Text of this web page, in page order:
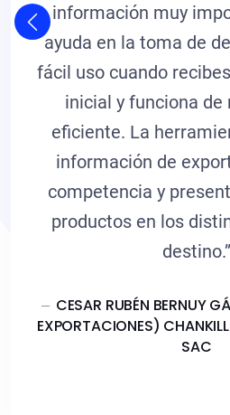
información muy
ayuda en la toma de
fácil uso cuando
inicial y funciona de
eficiente. La
información de
competencia y
productos en los
destino.”
CESAR RUBÉN BERNUY
EXPORTACIONES)
SAC